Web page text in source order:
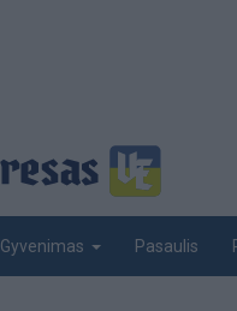
Gyvenimas Pasaulis